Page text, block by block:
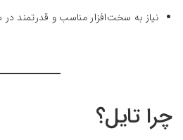
نیاز به سخت‌افزار مناسب و قدرتمند در
چرا تایل؟